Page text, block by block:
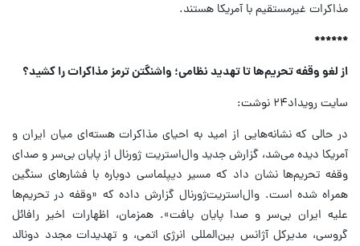
مذاکرات غیرمستقیم با آمریکا هستند.
******
از لغو وقفه تحریم‌ها تا تهدید نظامی؛ واشنگتن ترمز مذاکرات را کشید؟
سایت رویداد۲۴ نوشت:
در حالی که نشانه‌هایی از امید به احیای مذاکرات هسته‌ای میان ایران و
آمریکا دیده می‌شد، گزارش جدید وال‌استریت ژورنال از پایان بی‌سر و صدای
وقفه تحریم‌ها نشان داد که مسیر دیپلماسی دوباره با فشار‌های سنگین
همراه شده است. وال‌استریت‌ژورنال گزارش داده که «وقفه در تحریم‌ها
علیه ایران بی‌سر و صدا پایان یافت». همزمان، اظهارات اخیر رافائل
گروسی، مدیرکل آژانس بین‌المللی انرژی اتمی، و تهدیدات مجدد دونالد